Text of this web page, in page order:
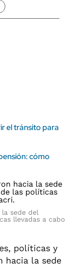
el tránsito para
cómo
sede del
llevadas a cabo
políticas y
hacia la sede